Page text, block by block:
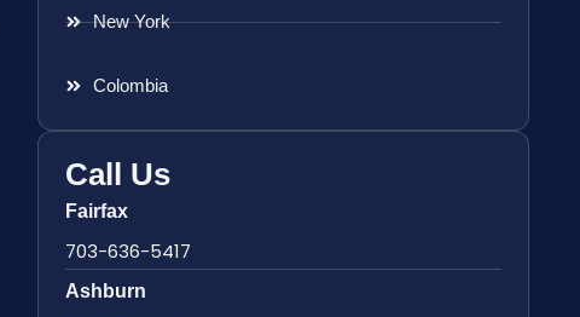
New York
Colombia
Call Us
Fairfax
703-636-5417
Ashburn